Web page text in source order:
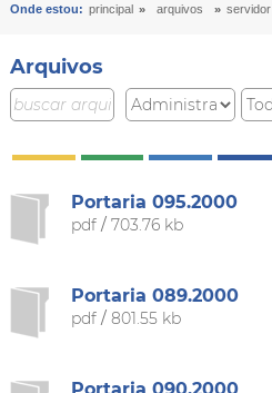
Onde estou: principal » arquivos » servidor
Arquivos
Portaria 095.2000
pdf/ 703.76 kb
Portaria 089.2000
pdf/ 801.55 kb